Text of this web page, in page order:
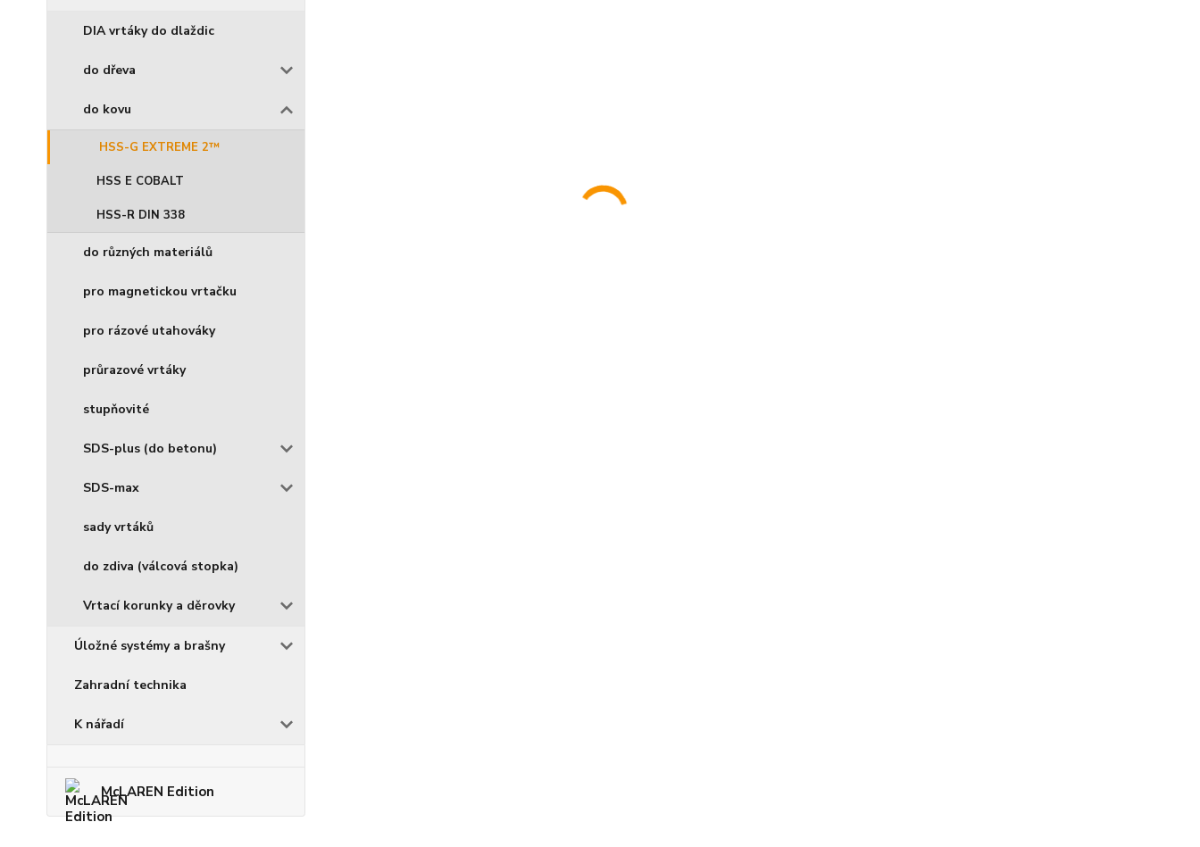
DIA vrtáky do dlaždic
do dřeva
do kovu
HSS-G EXTREME 2™
HSS E COBALT
HSS-R DIN 338
do různých materiálů
pro magnetickou vrtačku
pro rázové utahováky
průrazové vrtáky
stupňovité
SDS-plus (do betonu)
SDS-max
sady vrtáků
do zdiva (válcová stopka)
Vrtací korunky a děrovky
Úložné systémy a brašny
Zahradní technika
K nářadí
McLAREN Edition